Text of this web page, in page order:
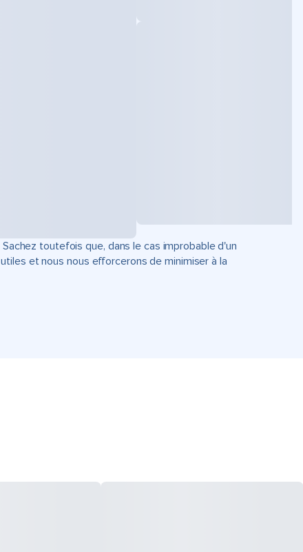
toutefois que, dans le cas improbable d'un
et nous nous efforcerons de minimiser à la